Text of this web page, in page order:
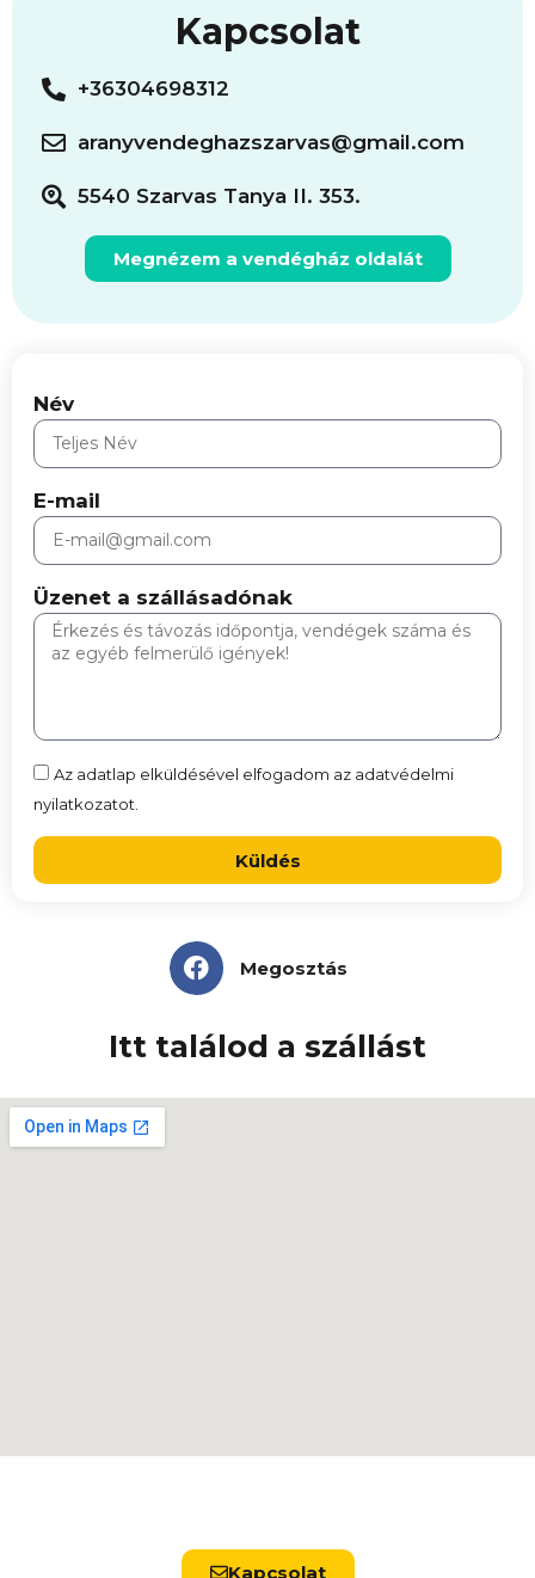
Kapcsolat
+36304698312
aranyvendeghazszarvas@gmail.com
5540 Szarvas Tanya II. 353.
Megnézem a vendégház oldalát
Név
E-mail
Üzenet a szállásadónak
Az adatlap elküldésével elfogadom az adatvédelmi
nyilatkozatot.
Küldés
Megosztás
Itt találod a szállást
Kapcsolat